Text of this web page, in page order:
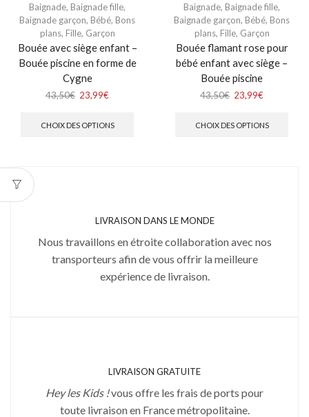
Baignade, Baignade fille,
Baignade garçon, Bébé, Bons
plans, Fille, Garçon
Bouée avec siège enfant –
Bouée piscine en forme de
Cygne
43,50€ 23,99€
CHOIX DES OPTIONS
Baignade, Baignade fille,
Baignade garçon, Bébé, Bons
plans, Fille, Garçon
Bouée flamant rose pour
bébé enfant avec siège –
Bouée piscine
43,50€ 23,99€
CHOIX DES OPTIONS
LIVRAISON DANS LE MONDE
Nous travaillons en étroite collaboration avec nos
transporteurs afin de vous offrir la meilleure
expérience de livraison.
LIVRAISON GRATUITE
Hey les Kids !vous offre les frais de ports pour
toute livraison en France métropolitaine.